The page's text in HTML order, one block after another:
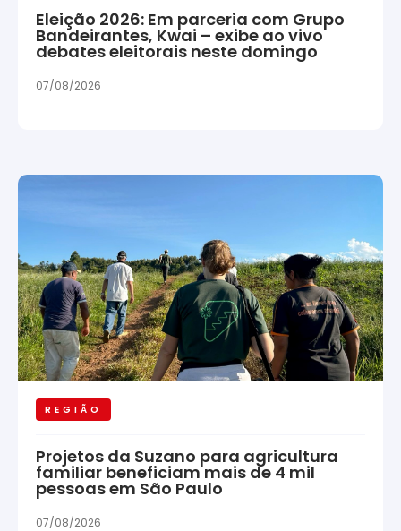
Eleição 2026: Em parceria com Grupo
Bandeirantes, Kwai – exibe ao vivo
debates eleitorais neste domingo
07/08/2026
REGIÃO
Projetos da Suzano para agricultura
familiar beneficiam mais de 4 mil
pessoas em São Paulo
07/08/2026